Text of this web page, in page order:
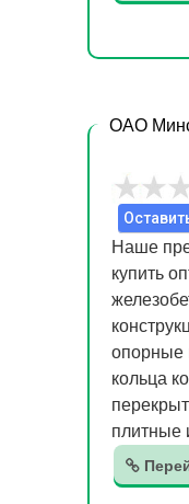
ОАО
Наше
купить
опорные
кольца
плитные